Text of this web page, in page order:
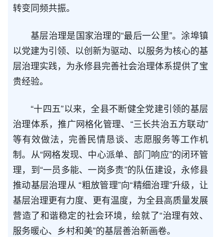
转变同频共振。
基层治理是国家治理的“最后一公里”。涂埠镇
以党建为引领、以创新为驱动、以服务为核心的基
层治理实践，为永修县完善社会治理体系提供了宝
贵经验。
“十四五”以来，全县不断健全党建引领的基层
治理体系，推广网格化管理、“三长共治五方联动”
等有效做法，完善民情恳谈、志愿服务等工作机
制。从“网格发现、中心派单、部门响应”的闭环管
理，到“一员多能、一岗多责”的队伍建设，永修县
推动基层治理从 “粗放管理”向“精细治理”升级，让
基层治理更有力度、更有温度，为全县高质量发展
营造了和谐稳定的社会环境，绘就了“治理有效、
服务暖心、乡村和美”的基层善治新画卷。